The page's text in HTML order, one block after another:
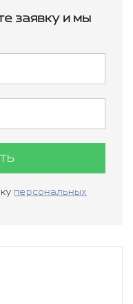
заявку и мы
персональных